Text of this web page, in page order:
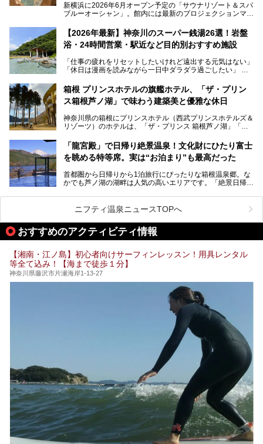
新横浜に2026年6月オープン予定の「サウナリゾート＆スパ
ブルーオーシャン」。館内には最新のプロジェクションマッ
的な“没入感（イマーシブ）”を体験できます。
今回は、そんな大注目の施設に一足先にお邪魔し、その全貌
を見学させていただきました！
サウナ室の中に咲き誇る桜、魚たちが泳ぐ水風呂、そしてバ
リのビーチを思わせる休憩スペース…。驚きの連続だった館
内の様子をレポートします！
【2026年最新】神奈川のスーパー銭湯26選！岩盤
浴・24時間営業・駅近など目的別おすすめ施設
「仕事の疲れをリセットしたいけれど遠出する元気はない」
「休日は漫画を読みながら一日中ダラダラ過ごしたい」
たい」
そんな「癒やされたい」という願いを叶えてくれるのが、神
神奈川県には、サウナや岩盤浴、一日中遊べるエンタメ施設
など、“非日常”を味わえるスーパー銭湯が数多く揃っていま
う」という人も多いはず。
そこで今回は、神奈川県内の人気施設26選を「安さ」「岩
業」「駅近」など、目的別に厳選して紹介します。
今の気分にぴったりの施設を見つけて、最高のリフレッシュ
箱根 プリンスホテルの旗艦ホテル、「ザ・プリン
ス箱根芦ノ湖」で味わう建築美と優雅な休日
神奈川県の箱根にプリンスホテル（西武プリンスホテルズ＆
リゾーツ）のホテルは、「ザ・プリンス 箱根芦ノ湖」「芦
「箱根仙石原プリンスホテル」と4軒あり、今回ご紹介する
「ザ・プリンス 箱根芦ノ湖」は、その中でもフラッグシッ
プ（旗艦）に位置づけられる特別なホテルです。
昭和の日本を代表する建築家の一人、村野藤吾が芦ノ湖の畔
に建てた桃源郷のようなホテルがここ。自家源泉の温泉や、
提供元：株式会社西武・プリンスホテルズワールドワイド
【PR】
この記事はザ・プリンス 箱根芦ノ湖のPR記事です。
「龍宮殿」で日帰り絶景温泉！文化財にひたり富士
を眺める特等席。実は“お泊まり”も最高だった
首都圏から日帰りから1泊旅行にぴったりな箱根温泉郷。な
かでも芦ノ湖の湖畔は人気の高いエリアです。「絶景日帰り
が楽しめるまさに眺望自慢の日帰り温泉。
そしてここは全24室の「箱根 芦ノ湖畔蛸川温泉 龍宮殿」と
して宿泊もできます。宿泊者は「龍宮殿本館」の営業時間に
加えて、朝6時からの宿泊者専用時間帯にも「龍宮殿本館」
のお風呂が利用できます。
今回は日帰り温泉としての「絶景日帰り温泉 龍宮殿本館
（以下、龍宮殿本館）」と、旅館としての「箱根 芦ノ湖畔
蛸川温泉 龍宮殿（以下、龍宮殿）」の両方の魅力をたっぷ
りお伝えします！
ここは箱根神社、九頭龍神社、白龍神社、箱根元宮と箱根の
4つの神社に囲まれたパワースポットです。
提供元：株式会社西武・プリンスホテルズワールドワイド
この記事は箱根 芦ノ湖畔蛸川温泉 龍宮殿のPR記事です。
ニフティ温泉ニュースTOPへ
おすすめのアクティビティ情報
【湘南・江ノ島】初心者向けサーフィンレッスン！用具レンタル
等全て込み！【海まで徒歩１分】
神奈川県藤沢市片瀬海岸1-13-27